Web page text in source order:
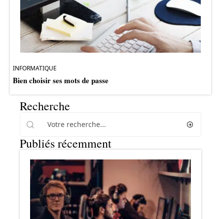
INFORMATIQUE
Bien choisir ses mots de passe
Recherche
Publiés récemment